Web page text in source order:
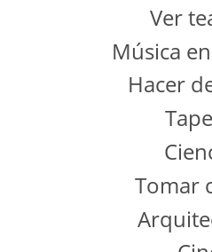
Ver
Música
Hacer
Tomar